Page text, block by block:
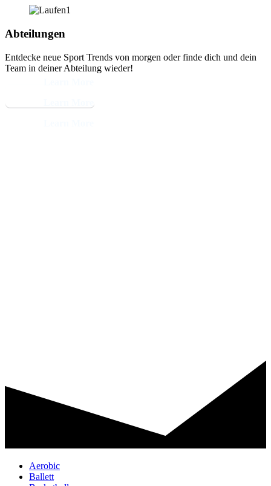
Abteilungen
Entdecke neue Sport Trends von morgen oder finde dich und dein
Team in deiner Abteilung wieder!
Aerobic
Ballett